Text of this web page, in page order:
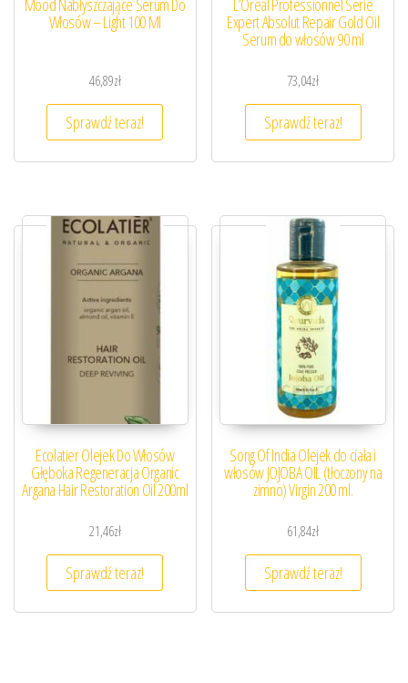
Mood Nabłyszczające Serum Do
Włosów – Light 100 Ml
46,89zł
Sprawdź teraz!
L’Oreal Professionnel Serie
Expert Absolut Repair Gold Oil
Serum do włosów 90 ml
73,04zł
Sprawdź teraz!
Ecolatier Olejek Do Włosów
Głęboka Regeneracja Organic
Argana Hair Restoration Oil 200ml
21,46zł
Sprawdź teraz!
Song Of India Olejek do ciała i
włosów JOJOBA OIL (tłoczony na
zimno) Virgin 200 ml.
61,84zł
Sprawdź teraz!